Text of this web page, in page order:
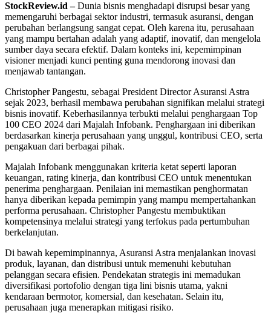
StockReview.id –Dunia bisnis menghadapi disrupsi besar yang
memengaruhi berbagai sektor industri, termasuk asuransi, dengan
perubahan berlangsung sangat cepat. Oleh karena itu, perusahaan
yang mampu bertahan adalah yang adaptif, inovatif, dan mengelola
sumber daya secara efektif. Dalam konteks ini, kepemimpinan
visioner menjadi kunci penting guna mendorong inovasi dan
menjawab tantangan.
Christopher Pangestu, sebagai President Director Asuransi Astra
sejak 2023, berhasil membawa perubahan signifikan melalui strategi
bisnis inovatif. Keberhasilannya terbukti melalui penghargaan Top
100 CEO 2024 dari Majalah Infobank. Penghargaan ini diberikan
berdasarkan kinerja perusahaan yang unggul, kontribusi CEO, serta
pengakuan dari berbagai pihak.
Majalah Infobank menggunakan kriteria ketat seperti laporan
keuangan, rating kinerja, dan kontribusi CEO untuk menentukan
penerima penghargaan. Penilaian ini memastikan penghormatan
hanya diberikan kepada pemimpin yang mampu mempertahankan
performa perusahaan. Christopher Pangestu membuktikan
kompetensinya melalui strategi yang terfokus pada pertumbuhan
berkelanjutan.
Di bawah kepemimpinannya, Asuransi Astra menjalankan inovasi
produk, layanan, dan distribusi untuk memenuhi kebutuhan
pelanggan secara efisien. Pendekatan strategis ini memadukan
diversifikasi portofolio dengan tiga lini bisnis utama, yakni
kendaraan bermotor, komersial, dan kesehatan. Selain itu,
perusahaan juga menerapkan mitigasi risiko.